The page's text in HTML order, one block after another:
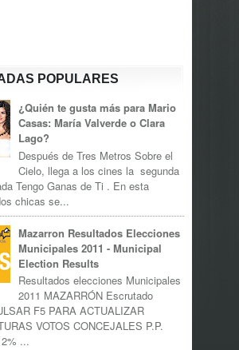
POPULARES
¿Quién te gusta más para Mario
Casas: María Valverde o Clara
Lago?
Después de Tres Metros Sobre el
Cielo, llega a los cines la segunda
Tengo Ganas de Ti . En esta
chicas se...
Mazarron Resultados Elecciones
Municipales 2011 - Municipal
Election Results
Resultados elecciones Municipales
2011 MAZARRÓN Escrutado
F5 PARA ACTUALIZAR
VOTOS CONCEJALES P.P.
...